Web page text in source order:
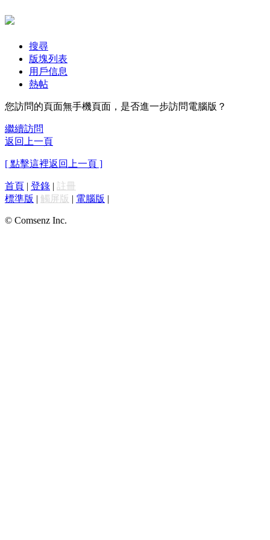
搜尋
版塊列表
用戶信息
熱帖
您訪問的頁面無手機頁面，是否進一步訪問電腦版？
繼續訪問
返回上一頁
[ 點擊這裡返回上一頁 ]
首頁 | 登錄 | 註冊
標準版 | 觸屏版 | 電腦版 |
© Comsenz Inc.